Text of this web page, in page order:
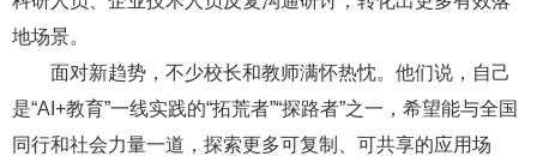
地场景。
面对新趋势，不少校长和教师满怀热忱。他们说，自己
是“AI+教育”一线实践的“拓荒者”“探路者”之一，希望能与全国
同行和社会力量一道，探索更多可复制、可共享的应用场